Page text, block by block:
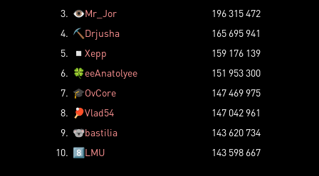
3. 👁️Mr_Jor
196 315 472
4. ⛏️ Drjusha
165 695 941
5.
◽ Xepp
159 176 139
6. 🍀eeAnatolyee
151 953 300
7. 🎓OvCore
147 469 975
8.
🏓Vlad54
147 042 961
9. 🐨bastilia
143 620 734
10. 8️⃣LMU 143 598 667